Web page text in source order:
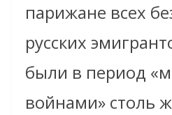
парижане всех
русских
были в период
войнами» столь